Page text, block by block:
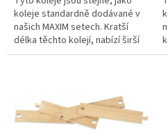
koleje standardně dodávané v
našich MAXIM setech. Kratší
délka těchto kolejí, nabízí širší
škálu možností vedení tratě,